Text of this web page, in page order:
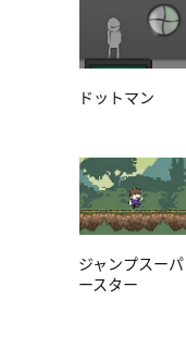
ドットマン
ジャンプスーパ
ースター